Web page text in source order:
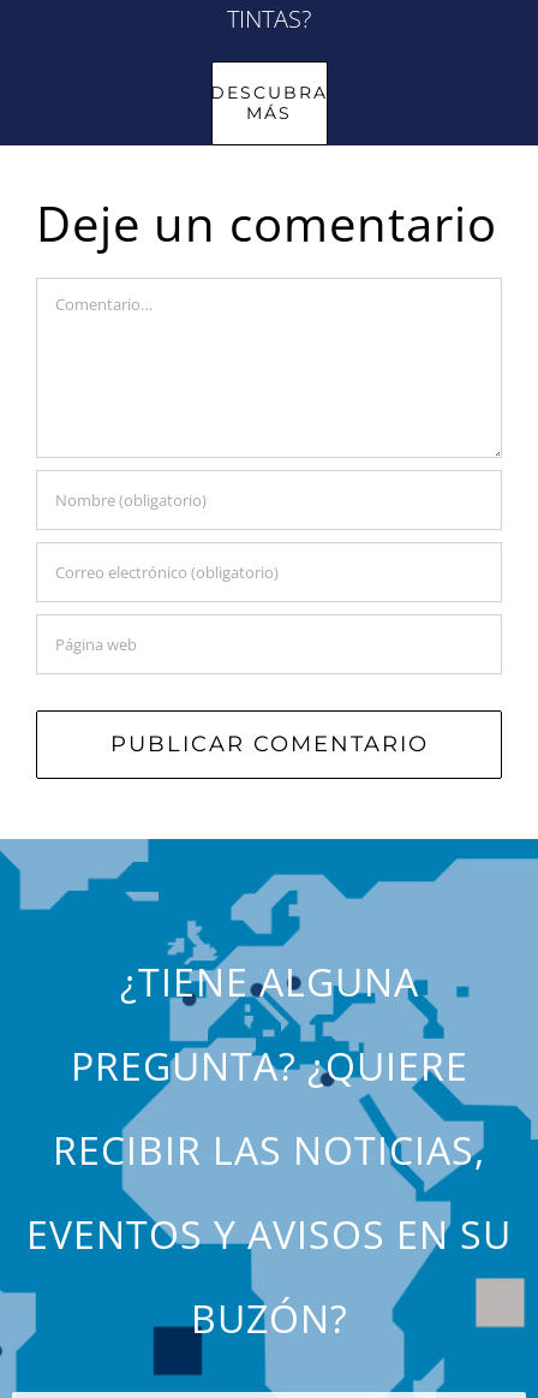
TINTAS?
DESCUBRA
MÁS
Deje un comentario
Comment
¿TIENE ALGUNA
PREGUNTA? ¿QUIERE
RECIBIR LAS NOTICIAS,
EVENTOS Y AVISOS EN SU
BUZÓN?